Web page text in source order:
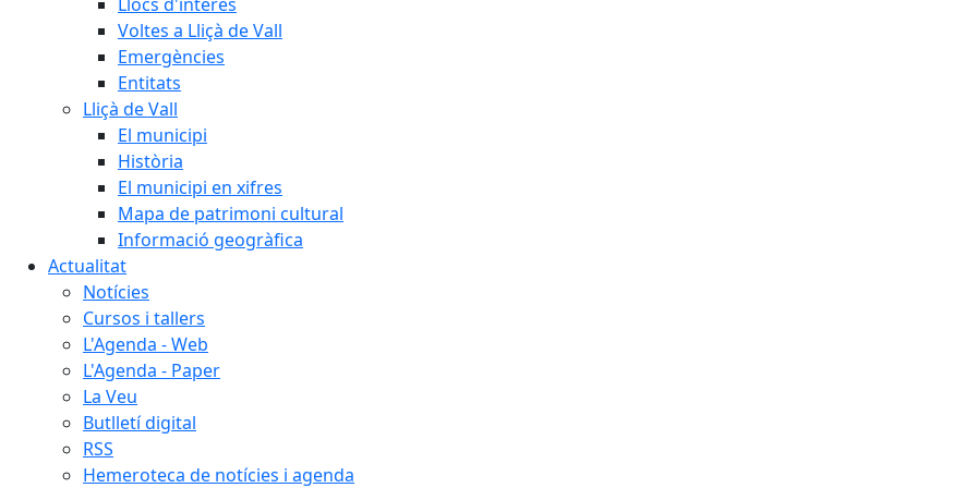
Voltes a Lliçà de Vall
Emergències
Entitats
Lliçà de Vall
El municipi
Història
El municipi en xifres
Mapa de patrimoni cultural
Informació geogràfica
Actualitat
Notícies
Cursos i tallers
L'Agenda - Web
L'Agenda - Paper
La Veu
Butlletí digital
RSS
Hemeroteca de notícies i agenda